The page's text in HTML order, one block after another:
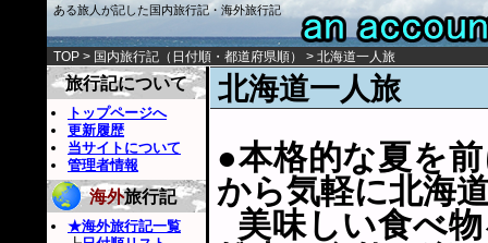
ある旅人が記した国内旅行記・海外旅行記
TOP > 国内旅行記 （ 日付順 ・ 都道府県順） > 北海道一人旅
北海道一人旅
●本格的な夏を
から気軽に北海
美味しい食べ
旅行記について
トップページへ
更新履歴
当サイトについて
管理者情報
海外旅行記
★海外旅行記一覧